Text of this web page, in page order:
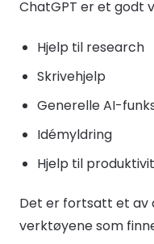
ChatGPT er et godt
Hjelp til research
Skrivehjelp
Generelle AI-
Idémyldring
Hjelp til
Det er fortsatt et av
verktøyene som